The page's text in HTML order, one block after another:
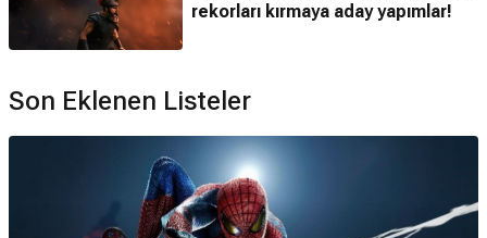
rekorları kırmaya aday yapımlar!
Son Eklenen Listeler